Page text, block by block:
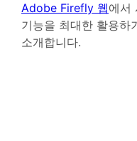
Adobe Firefly 웹에서
기능을 최대한 활용하
소개합니다.